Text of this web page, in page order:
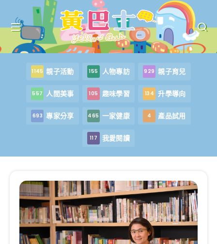
1145 親子活動 155 人物專訪 929 親子育兒
557 人間美事 105 趣味學習 134 升學導向
693 專家分享 465 一家健康 4 產品試用
117 我愛閱讀